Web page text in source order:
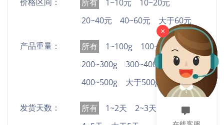
所有 1~10元
10~20元
20~40元
40~60元 大于60元
产品重量： 所有 1~100g
100~200g
200~300g
300~400g
400~500g
大于500g
发货天数： 所有 1~2天 2~3天
3~4天
×